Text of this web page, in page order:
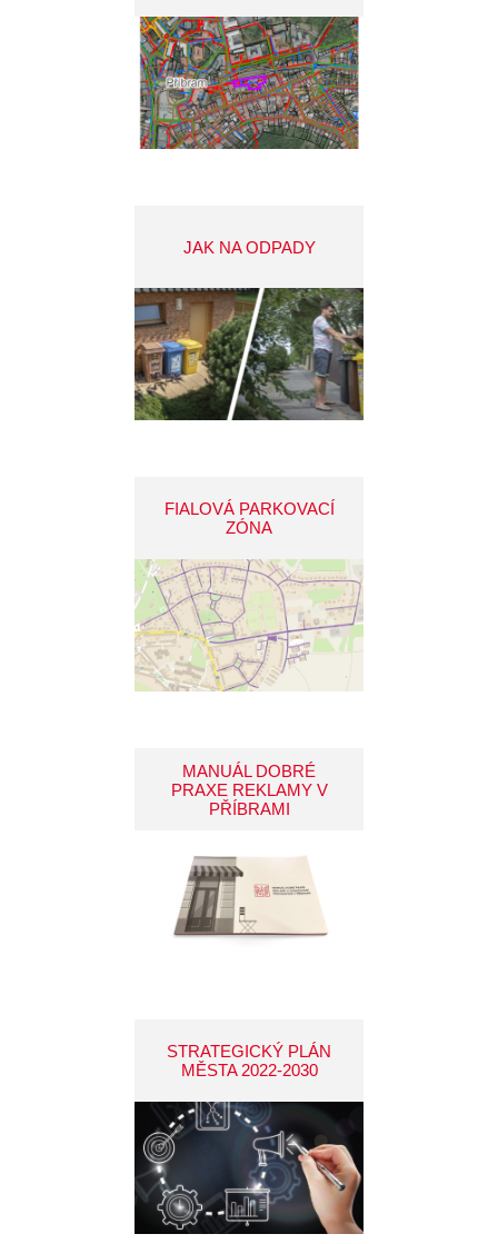
JAK NA ODPADY
FIALOVÁ PARKOVACÍ
ZÓNA
MANUÁL DOBRÉ
PRAXE REKLAMY V
PŘÍBRAMI
STRATEGICKÝ PLÁN
MĚSTA 2022-2030